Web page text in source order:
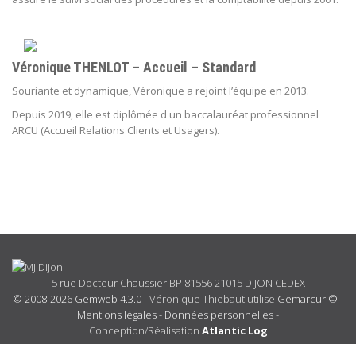
Véronique THENLOT – Accueil – Standard
Souriante et dynamique, Véronique a rejoint l’équipe en 2013.
Depuis 2019, elle est diplômée d'un baccalauréat professionnel
ARCU (Accueil Relations Clients et Usagers).
5 rue Docteur Chaussier BP 81556 21015 DIJON CEDEX
© 2008-2026 Gemweb 4.3.0- Véronique Thiebaut utilise Gemarcur © -
Mentions légales- Données personnelles-
Conception/Réalisation Atlantic Log